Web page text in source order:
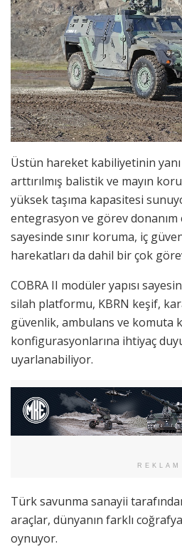
Üstün hareket kabiliyetinin yanı
arttırılmış balistik ve mayın
yüksek taşıma kapasitesi
entegrasyon ve görev
sayesinde sınır koruma, iç
harekatları da dahil bir çok
COBRA II modüler yapısı
silah platformu, KBRN keşif,
güvenlik, ambulans ve komuta
konfigurasyonlarına ihtiyaç
uyarlanabiliyor.
REKLAM
Türk savunma sanayii
araçlar, dünyanın farklı
oynuyor.